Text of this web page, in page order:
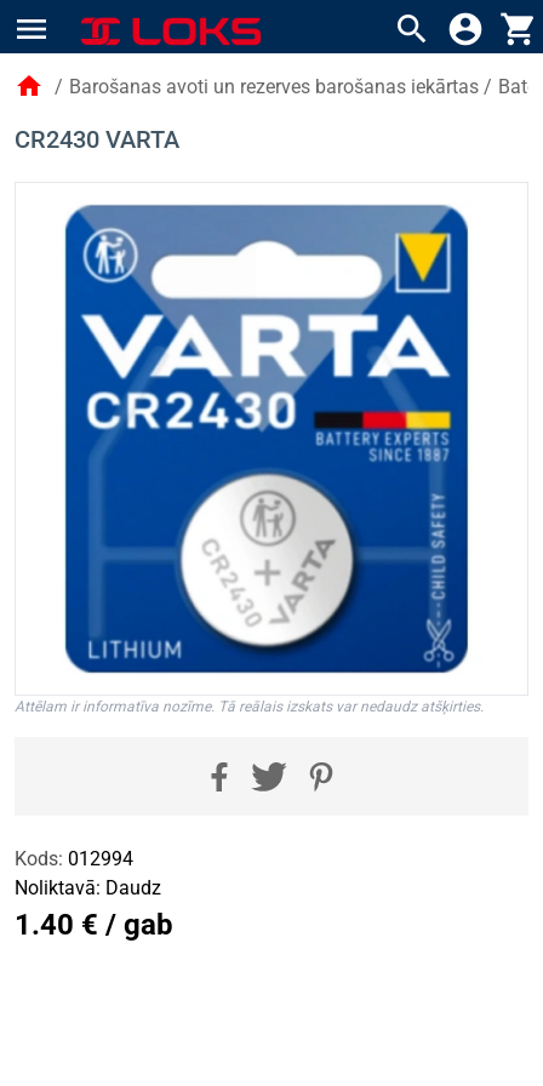
menu search account_circle shopping_cart
home / Barošanas avoti un rezerves barošanas iekārtas /
CR2430 VARTA
Attēlam ir informatīva nozīme. Tā reālais izskats var nedaudz atšķirties.
Kods: 012994
Noliktavā: Daudz
1.40 € / gab